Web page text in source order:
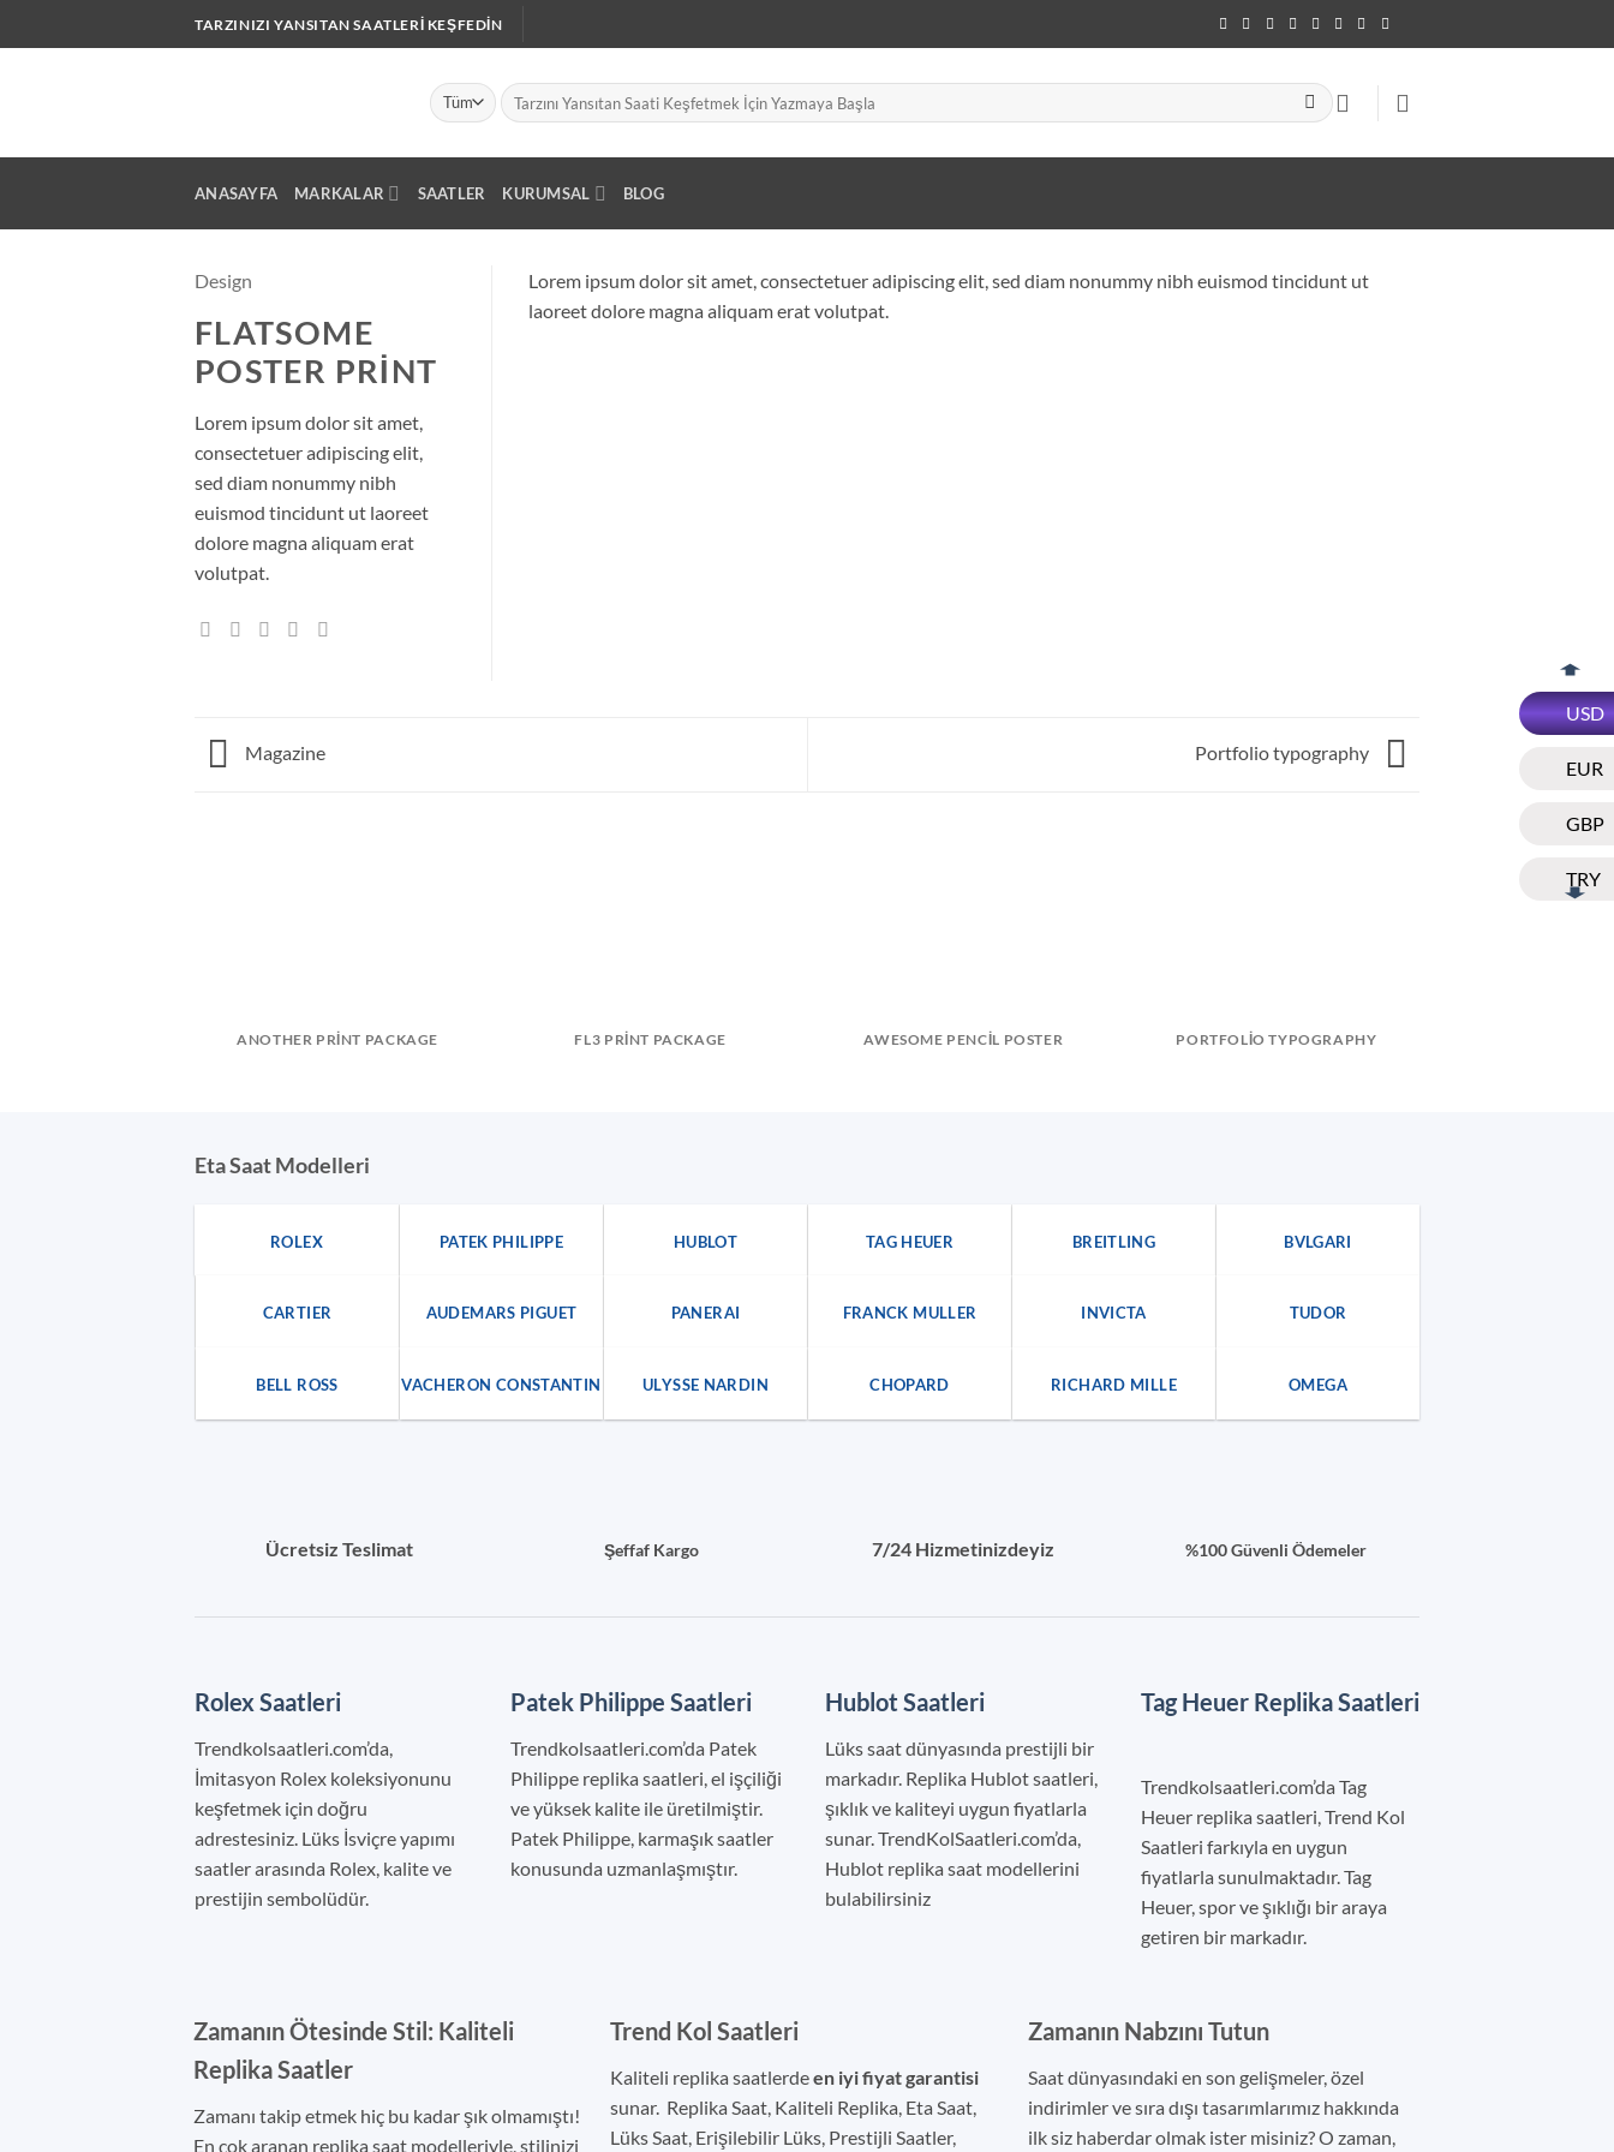
USD
EUR
GBP
TRY
atla
TARZINIZI YANSITAN SAATLERI KEŞFEDIN
Ara:
ANASAYFA MARKALAR SAATLER KURUMSAL BLOG
Design
FLATSOME
POSTER PRINT
Lorem ipsum dolor sit amet,
consectetuer adipiscing elit,
sed diam nonummy nibh
euismod tincidunt ut laoreet
dolore magna aliquam erat
volutpat.
Lorem ipsum dolor sit amet, consectetuer adipiscing elit, sed diam nonummy nibh euismod tincidunt ut
laoreet dolore magna aliquam erat volutpat.
Magazine Portfolio typography
ANOTHER PRINT PACKAGE FL3 PRINT PACKAGE AWESOME PENCIL POSTER PORTFOLIO TYPOGRAPHY
Eta Saat Modelleri
ROLEX PATEK PHILIPPE HUBLOT TAG HEUER BREITLING BVLGARI
CARTIER AUDEMARS PIGUET PANERAI FRANCK MULLER INVICTA TUDOR
BELL ROSS VACHERON CONSTANTIN ULYSSE NARDIN CHOPARD RICHARD MILLE OMEGA
Ücretsiz Teslimat Şeffaf Kargo 7/24 Hizmetinizdeyiz %100 Güvenli Ödemeler
Rolex Saatleri
Trendkolsaatleri.com’da,
İmitasyon Rolex koleksiyonunu
keşfetmek için doğru
adrestesiniz. Lüks İsviçre yapımı
saatler arasında Rolex, kalite ve
prestijin sembolüdür.
Patek Philippe Saatleri
Trendkolsaatleri.com’da Patek
Philippe replika saatleri, el işçiliği
ve yüksek kalite ile üretilmiştir.
Patek Philippe, karmaşık saatler
konusunda uzmanlaşmıştır.
Hublot Saatleri
Lüks saat dünyasında prestijli bir
markadır. Replika Hublot saatleri,
şıklık ve kaliteyi uygun fiyatlarla
sunar. TrendKolSaatleri.com’da,
Hublot replika saat modellerini
bulabilirsiniz
Tag Heuer Replika Saatleri
Trendkolsaatleri.com’da Tag
Heuer replika saatleri, Trend Kol
Saatleri farkıyla en uygun
fiyatlarla sunulmaktadır. Tag
Heuer, spor ve şıklığı bir araya
getiren bir markadır.
Zamanın Ötesinde Stil: Kaliteli
Replika Saatler
Zamanı takip etmek hiç bu kadar şık olmamıştı!
En çok aranan replika saat modelleriyle, stilinizi
Trend Kol Saatleri
Kaliteli replika saatlerdeen iyi fiyat garantisi
sunar. Replika Saat, Kaliteli Replika, Eta Saat,
Lüks Saat, Erişilebilir Lüks, Prestijli Saatler,
Zamanın Nabzını Tutun
Saat dünyasındaki en son gelişmeler, özel
indirimler ve sıra dışı tasarımlarımız hakkında
ilk siz haberdar olmak ister misiniz? O zaman,